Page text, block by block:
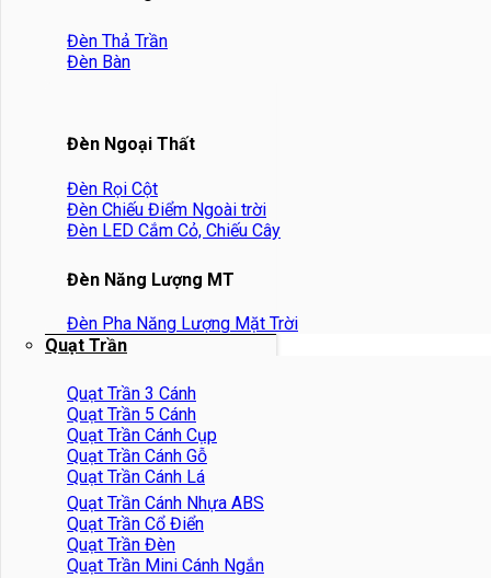
Đèn Thả Trần
Đèn Bàn
Đèn Ngoại Thất
Đèn Rọi Cột
Đèn Chiếu Điểm Ngoài trời
Đèn LED Cắm Cỏ, Chiếu Cây
Đèn Năng Lượng MT
Đèn Pha Năng Lượng Mặt Trời
Quạt Trần
Quạt Trần 3 Cánh
Quạt Trần 5 Cánh
Quạt Trần Cánh Cụp
Quạt Trần Cánh Gỗ
Quạt Trần Cánh Lá
Quạt Trần Cánh Nhựa ABS
Quạt Trần Cổ Điển
Quạt Trần Đèn
Quạt Trần Mini Cánh Ngắn